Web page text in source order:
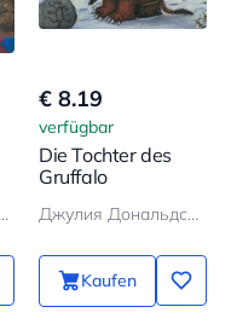
Роулинг
€ 8.19
verfügbar
Die Tochter des
Gruffalo
Джулия Дональдсон
Kaufen